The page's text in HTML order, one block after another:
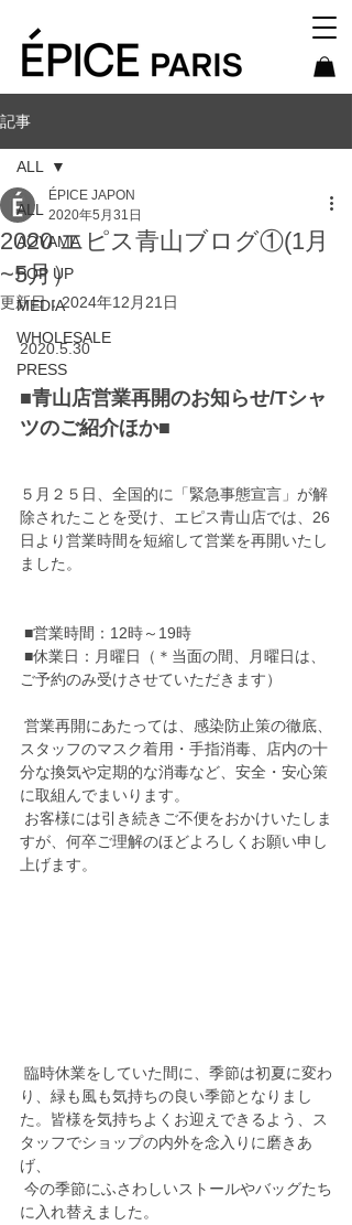
記事
ALL
AOYAMA
POP UP
MEDIA
WHOLESALE
PRESS
ALL
2020 エピス青山ブログ①(1月
~5月）
ÉPICE JAPON
2020年5月31日
更新日：2024年12月21日
2020.5.30
■青山店営業再開のお知らせ/Tシャ
ツのご紹介ほか■
５月２５日、全国的に「緊急事態宣言」が解
除されたことを受け、エピス青山店では、26
日より営業時間を短縮して営業を再開いたし
ました。
■営業時間：12時～19時
ご予約のみ受けさせていただきます）
スタッフのマスク着用・手指消毒、店内の十
分な換気や定期的な消毒など、安全・安心策
に取組んでまいります。
すが、何卒ご理解のほどよろしくお願い申し
上げます。
り、緑も風も気持ちの良い季節となりまし
た。皆様を気持ちよくお迎えできるよう、ス
タッフでショップの内外を念入りに磨きあ
げ、
に入れ替えました。